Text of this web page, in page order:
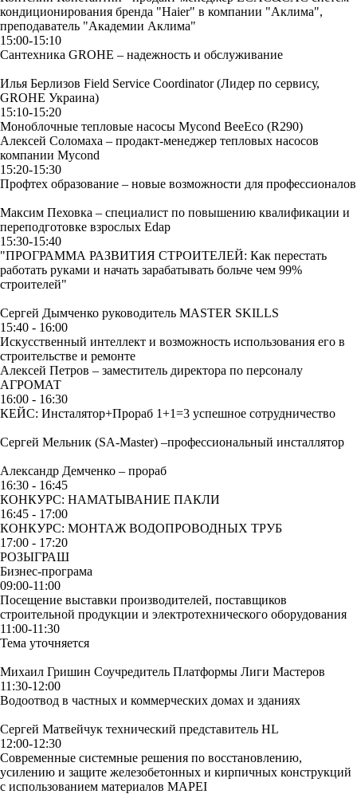
кондиционирования бренда "Haier" в компании "Аклима",
преподаватель "Академии Аклима"
15:00-15:10
Сантехника GROHE – надежность и обслуживание
Илья Берлизов Field Service Coordinator (Лидер по сервису,
GROHE Украина)
15:10-15:20
Моноблочные тепловые насосы Mycond BeeEco (R290)
Алексей Соломаха – продакт-менеджер тепловых насосов
компании Mycond
15:20-15:30
Профтех образование – новые возможности для профессионалов
Максим Пеховка – специалист по повышению квалификации и
переподготовке взрослых Edap
15:30-15:40
"ПРОГРАММА РАЗВИТИЯ СТРОИТЕЛЕЙ: Как перестать
работать руками и начать зарабатывать больче чем 99%
строителей"
Сергей Дымченко руководитель MASTER SKILLS
15:40 - 16:00
Искусственный интеллект и возможность использования его в
строительстве и ремонте
Алексей Петров – заместитель директора по персоналу
АГРОМАТ
16:00 - 16:30
КЕЙС: Инсталятор+Прораб 1+1=3 успешное сотрудничество
Сергей Мельник (SA-Master) –профессиональный инсталлятор
Александр Демченко – прораб
16:30 - 16:45
КОНКУРС: НАМАТЫВАНИЕ ПАКЛИ
16:45 - 17:00
КОНКУРС: МОНТАЖ ВОДОПРОВОДНЫХ ТРУБ
17:00 - 17:20
РОЗЫГРАШ
Бизнес-програма
09:00-11:00
Посещение выставки производителей, поставщиков
строительной продукции и электротехнического оборудования
11:00-11:30
Тема уточняется
Михаил Гришин Соучредитель Платформы Лиги Мастеров
11:30-12:00
Водоотвод в частных и коммерческих домах и зданиях
Сергей Матвейчук технический представитель HL
12:00-12:30
Современные системные решения по восстановлению,
усилению и защите железобетонных и кирпичных конструкций
с использованием материалов MAPEI